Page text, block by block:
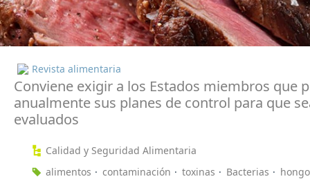
Revista alimentaria
Conviene exigir a los Estados miembros que
anualmente sus planes de control para que
evaluados
Calidad y Seguridad Alimentaria
alimentos
contaminación toxinas Bacterias